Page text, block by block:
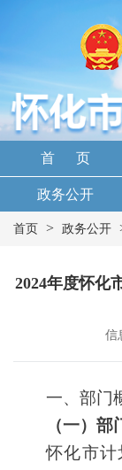
首 页
政务公开
首页 > 政务公开
2024年度怀化
信
一、部门
（一）部
怀化市计